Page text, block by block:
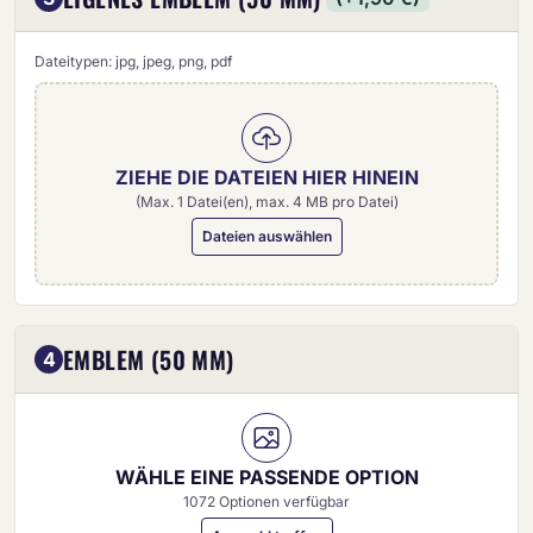
Dateitypen: jpg, jpeg, png, pdf
ZIEHE DIE DATEIEN HIER HINEIN
(Max. 1 Datei(en), max. 4 MB pro Datei)
Dateien auswählen
4 EMBLEM (50 MM)
WÄHLE EINE PASSENDE OPTION
1072 Optionen verfügbar